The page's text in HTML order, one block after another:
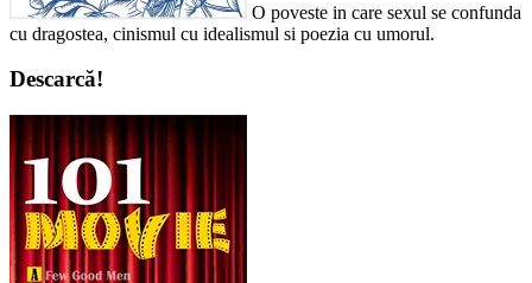
O poveste in care sexul se confunda
cu dragostea, cinismul cu idealismul si poezia cu umorul.
Descarcă!